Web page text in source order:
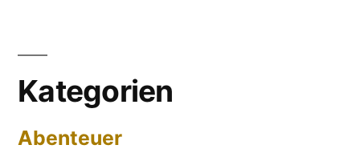
Kategorien
Abenteuer